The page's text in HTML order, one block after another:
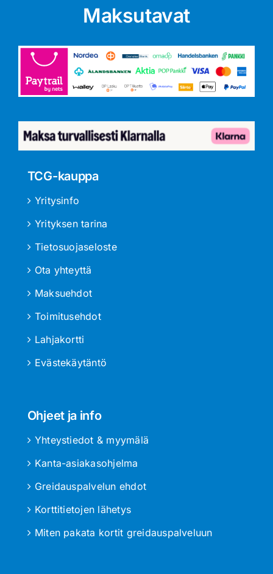
Maksutavat
TCG-kauppa
Yritysinfo
Yrityksen tarina
Tietosuojaseloste
Ota yhteyttä
Maksuehdot
Toimitusehdot
Lahjakortti
Evästekäytäntö
Ohjeet ja info
Yhteystiedot & myymälä
Kanta-asiakasohjelma
Greidauspalvelun ehdot
Korttitietojen lähetys
Miten pakata kortit greidauspalveluun